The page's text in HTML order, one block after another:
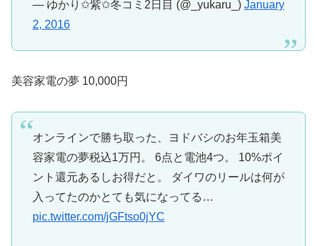
— ゆかり✩紫✩冬コミ2日目 (@_yukaru_) January
2, 2016
美容家電の夢 10,000円
オンラインで勝ち取った、ヨドバシのお年玉箱美
容家電の夢税込1万円。 6点と電池4つ。 10%ポイ
ント還元あるしお得だと。 ダイワのリールは何が
入ってたのかとても気になってる…
pic.twitter.com/jGFtso0jYC